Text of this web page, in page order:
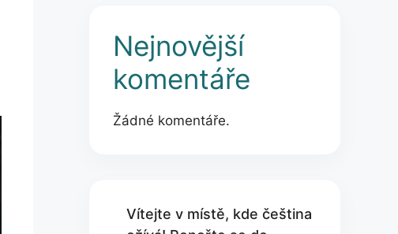
Nejnovější
komentáře
Žádné komentáře.
Vítejte v místě, kde čeština